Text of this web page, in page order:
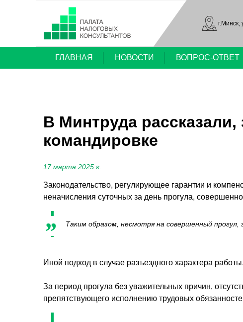
г.Минск,
ГЛАВНАЯ НОВОСТИ ВОПРОС-ОТВЕТ
В Минтруда рассказали,
командировке
17 марта 2025 г.
Законодательство, регулирующее гарантии и
неначисления суточных за день прогула,
Таким образом, несмотря на совершенный
Иной подход в случае разъездного характера работы.
За период прогула без уважительных причин,
препятствующего исполнению трудовых